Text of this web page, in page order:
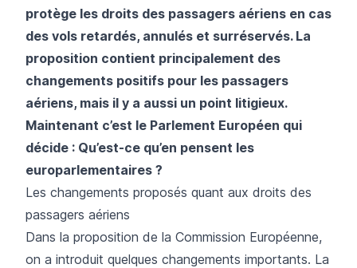
protège les droits des passagers aériens en cas
des vols retardés, annulés et surréservés. La
proposition contient principalement des
changements positifs pour les passagers
aériens, mais il y a aussi un point litigieux.
Maintenant c’est le Parlement Européen qui
décide : Qu’est-ce qu’en pensent les
europarlementaires ?
Les changements proposés quant aux droits des
passagers aériens
Dans la proposition de la Commission Européenne,
on a introduit quelques changements importants. La